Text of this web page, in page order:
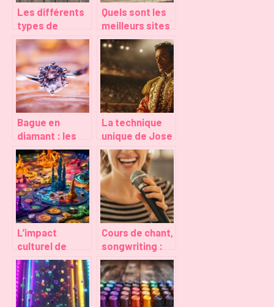
Les différents
types de
pêches selon
les méthodes
et les buts
Quels sont les
meilleurs sites
de musique
libres de droit
gratuite pour
vos videos ?
Bague en
diamant : les
facteurs a
observer lors
du choix
La technique
unique de Jose
Maria
Manzanares :
Entre tradition
et modernité
L’impact
culturel de
Descendance –
Big Box :
Analyse d’un
phénomène
Cours de chant,
songwriting :
mettez toutes
les chances de
votre côté pour
vivre votre